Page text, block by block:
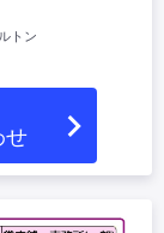
トン
せ